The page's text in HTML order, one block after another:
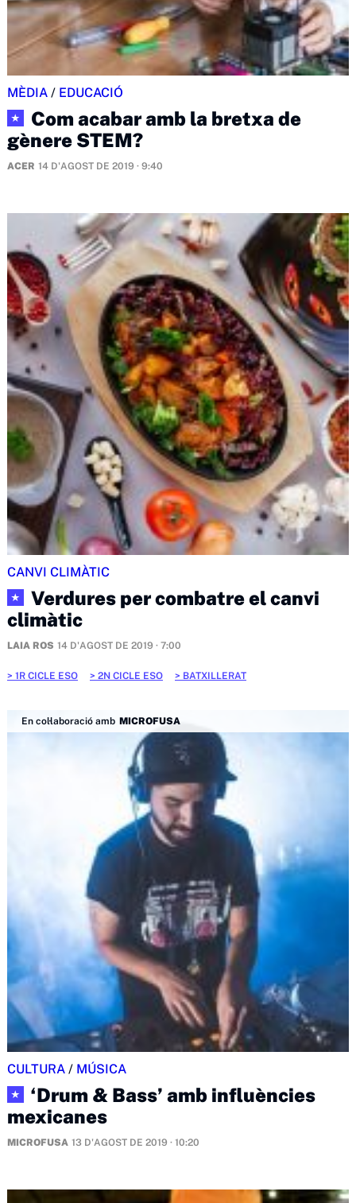
MÈDIA / EDUCACIÓ
★
Com acabar amb la bretxa de
gènere STEM?
ACER 14 D'AGOST DE 2019 · 9:40
CANVI CLIMÀTIC
★
Verdures per combatre el canvi
climàtic
LAIA ROS 14 D'AGOST DE 2019 · 7:00
1R CICLE ESO 2N CICLE ESO BATXILLERAT
En col·laboració amb MICROFUSA
CULTURA / MÚSICA
★
‘Drum & Bass’ amb influències
mexicanes
MICROFUSA 13 D'AGOST DE 2019 · 10:20